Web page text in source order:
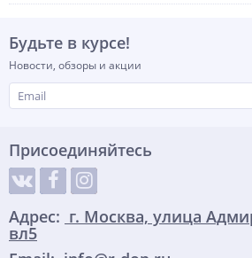
Будьте в курсе!
Новости, обзоры и акции
Присоединяйтесь
Адрес: г. Москва, улица
вл5